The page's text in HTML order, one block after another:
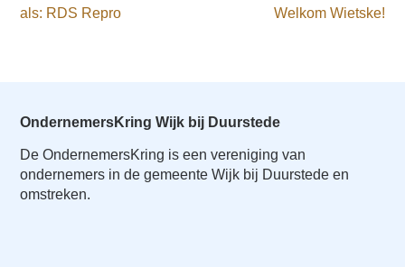
als: RDS Repro
Welkom Wietske!
OndernemersKring Wijk bij Duurstede
De OndernemersKring is een vereniging van
ondernemers in de gemeente Wijk bij Duurstede en
omstreken.